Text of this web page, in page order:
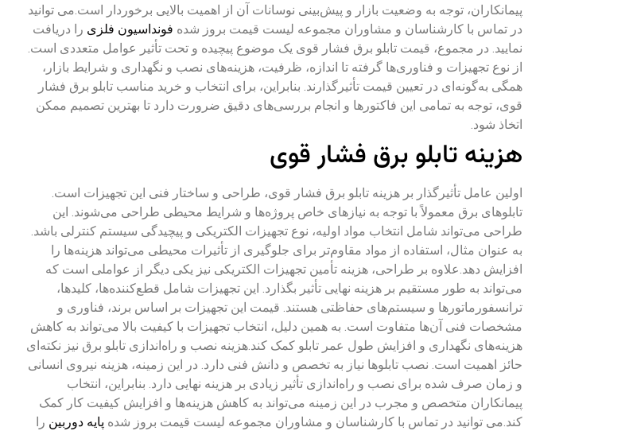
پیمانکاران، توجه به وضعیت بازار و پیش‌بینی نوسانات آن از اهمیت بالایی برخوردار است.می توانید
در تماس با کارشناسان و مشاوران مجموعه لیست قیمت بروز شده فونداسیون فلزی را دریافت
نمایید. در مجموع، قیمت تابلو برق فشار قوی یک موضوع پیچیده و تحت تأثیر عوامل متعددی است.
از نوع تجهیزات و فناوری‌ها گرفته تا اندازه، ظرفیت، هزینه‌های نصب و نگهداری و شرایط بازار،
همگی به‌گونه‌ای در تعیین قیمت تأثیرگذارند. بنابراین، برای انتخاب و خرید مناسب تابلو برق فشار
قوی، توجه به تمامی این فاکتورها و انجام بررسی‌های دقیق ضرورت دارد تا بهترین تصمیم ممکن
اتخاذ شود.
هزینه تابلو برق فشار قوی
اولین عامل تأثیرگذار بر هزینه تابلو برق فشار قوی، طراحی و ساختار فنی این تجهیزات است.
تابلوهای برق معمولاً با توجه به نیازهای خاص پروژه‌ها و شرایط محیطی طراحی می‌شوند. این
طراحی می‌تواند شامل انتخاب مواد اولیه، نوع تجهیزات الکتریکی و پیچیدگی سیستم کنترلی باشد.
به عنوان مثال، استفاده از مواد مقاوم‌تر برای جلوگیری از تأثیرات محیطی می‌تواند هزینه‌ها را
افزایش دهد.علاوه بر طراحی، هزینه تأمین تجهیزات الکتریکی نیز یکی دیگر از عواملی است که
می‌تواند به طور مستقیم بر هزینه نهایی تأثیر بگذارد. این تجهیزات شامل قطع‌کننده‌ها، کلیدها،
ترانسفورماتورها و سیستم‌های حفاظتی هستند. قیمت این تجهیزات بر اساس برند، فناوری و
مشخصات فنی آن‌ها متفاوت است. به همین دلیل، انتخاب تجهیزات با کیفیت بالا می‌تواند به کاهش
هزینه‌های نگهداری و افزایش طول عمر تابلو کمک کند.هزینه نصب و راه‌اندازی تابلو برق نیز نکته‌ای
حائز اهمیت است. نصب تابلوها نیاز به تخصص و دانش فنی دارد. در این زمینه، هزینه نیروی انسانی
و زمان صرف شده برای نصب و راه‌اندازی تأثیر زیادی بر هزینه نهایی دارد. بنابراین، انتخاب
پیمانکاران متخصص و مجرب در این زمینه می‌تواند به کاهش هزینه‌ها و افزایش کیفیت کار کمک
کند.می توانید در تماس با کارشناسان و مشاوران مجموعه لیست قیمت بروز شده پایه دوربین را